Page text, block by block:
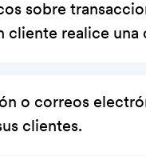
sobre
cliente realice una
o correos
clientes.